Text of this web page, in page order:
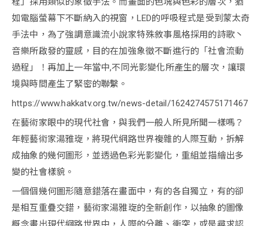
如電腦螢幕下不斷納入的視窗，LED的呼吸程式是受到蒙太奇
手法中，為了強調意識流小說家特殊敘事風格採用的詩歌丶
音樂所啟發的靈感，目的在加強象徵不斷進行的「社會流動
過程」！再加上一年當中,不同光影變化所產生的層次，讓環
境與時間產生了緊密的聯繫。
https://www.hakkatv.org.tw/news-detail/1624274575171467
在藝術家眼中的現代社會，與我們一般人所見所聞一樣嗎？
年輕藝術家湯雅琁，將現代網路世界複雜的人際互動，拆解
成抽象的幾何圖形，並透過色彩光影變化，重組並描繪出多
變的社會樣貌。
一個個幾何圖形隨意錯落在畫面中，有的各自獨立，有的卻
是相互重疊交錯，藝術家湯雅琁的全新創作，以抽象的圖像